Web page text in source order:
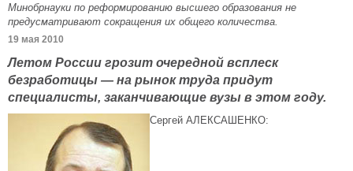
Минобрнауки по реформированию высшего образования не
предусматривают сокращения их общего количества.
19 мая 2010
Летом России грозит очередной всплеск
безработицы — на рынок труда придут
специалисты, заканчивающие вузы в этом году.
Сергей АЛЕКСАШЕНКО: